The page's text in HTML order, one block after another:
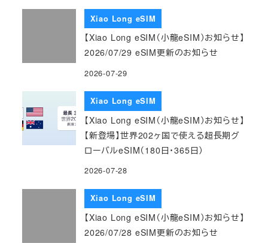
Xiao Long eSIM
【Xiao Long eSIM（小龍eSIM）お知らせ】
2026/07/29 eSIM更新のお知らせ
2026-07-29
Xiao Long eSIM
【Xiao Long eSIM（小龍eSIM）お知らせ】
【新登場】世界202ヶ国で使える超長期グ
ローバルeSIM（180日・365日）
2026-07-28
Xiao Long eSIM
【Xiao Long eSIM（小龍eSIM）お知らせ】
2026/07/28 eSIM更新のお知らせ